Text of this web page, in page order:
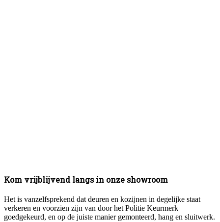
Kom vrijblijvend langs in onze showroom
Het is vanzelfsprekend dat deuren en kozijnen in degelijke staat
verkeren en voorzien zijn van door het Politie Keurmerk
goedgekeurd, en op de juiste manier gemonteerd, hang en sluitwerk.